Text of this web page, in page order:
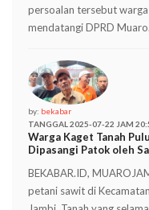
persoalan tersebut
mendatangi DPRD
by: bekabar
TANGGAL 2025-07-22 JAM
Warga Kaget Tanah
Dipasangi Patok oleh
BEKABAR.ID,
petani sawit di